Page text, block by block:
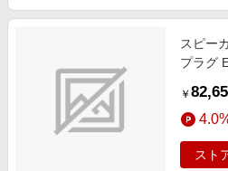
スピー
プラグ
￥
スト